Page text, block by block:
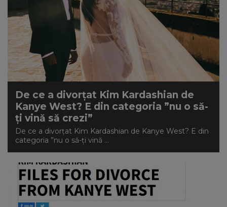
De ce a divorțat Kim Kardashian de
Kanye West? E din categoria ”nu o să-
ți vină să crezi”
De ce a divorțat Kim Kardashian de Kanye West? E din
categoria ”nu o să-ți vină ...